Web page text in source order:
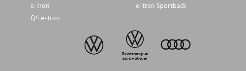
e-tron
e-tron Sportback
Q4 e-tron